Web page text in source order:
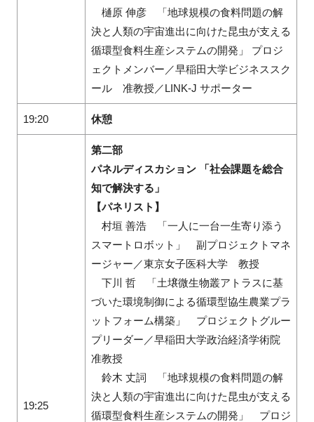
樋原 伸彦 「地球規模の食料問題の解
決と人類の宇宙進出に向けた昆虫が支える
循環型食料生産システムの開発」 プロジ
ェクトメンバー／早稲田大学ビジネススク
ール 准教授／LINK-J サポーター
19:20 休憩
19:25
第二部
パネルディスカション 「社会課題を総合
知で解決する」
【パネリスト】
村垣 善浩 「一人に一台一生寄り添う
スマートロボット」 副プロジェクトマネ
ージャー／東京女子医科大学 教授
下川 哲 「土壌微生物叢アトラスに基
づいた環境制御による循環型協生農業プラ
ットフォーム構築」 プロジェクトグルー
プリーダー／早稲田大学政治経済学術院
准教授
鈴木 丈詞 「地球規模の食料問題の解
決と人類の宇宙進出に向けた昆虫が支える
循環型食料生産システムの開発」 プロジ